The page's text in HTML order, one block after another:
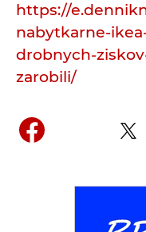
https://
nabytkarne-
drobnych-
zarobili/